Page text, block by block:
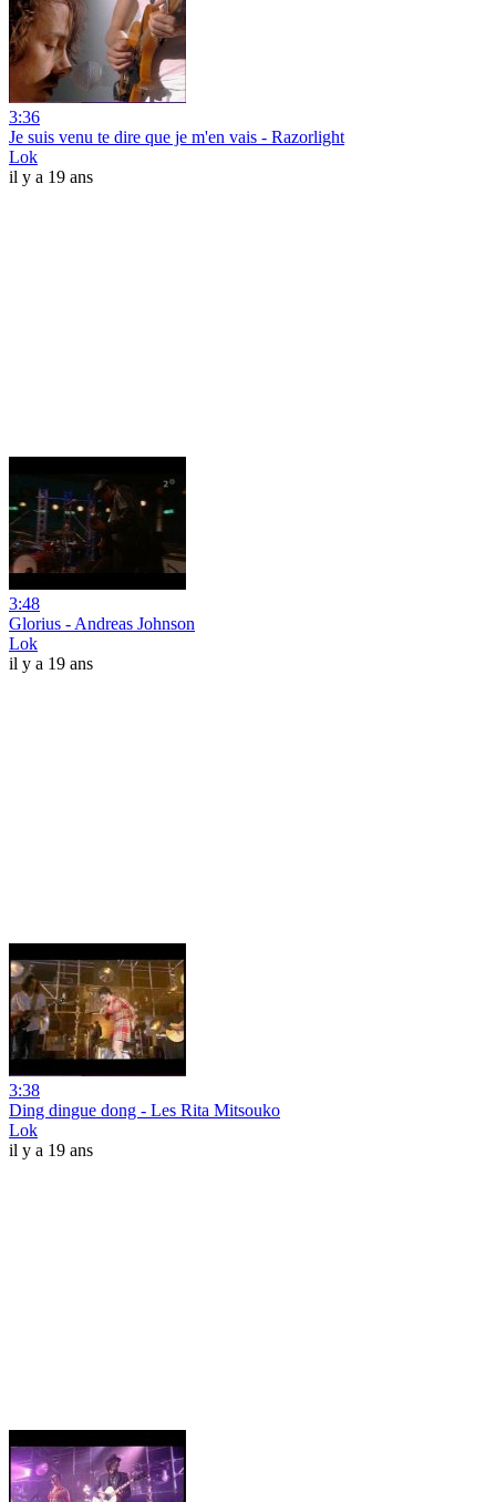
3:36
Je suis venu te dire que je m'en vais - Razorlight
Lok
il y a 19 ans
3:48
Glorius - Andreas Johnson
Lok
il y a 19 ans
3:38
Ding dingue dong - Les Rita Mitsouko
Lok
il y a 19 ans